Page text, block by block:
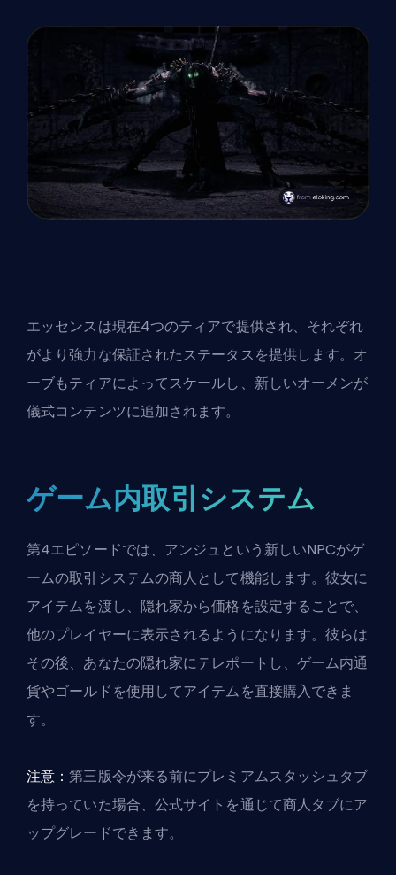
エッセンスは現在4つのティアで提供され、それぞれ
がより強力な保証されたステータスを提供します。オ
ーブもティアによってスケールし、新しいオーメンが
儀式コンテンツに追加されます。
ゲーム内取引システム
第4エピソードでは、アンジュという新しいNPCがゲ
ームの取引システムの商人として機能します。彼女に
アイテムを渡し、隠れ家から価格を設定することで、
他のプレイヤーに表示されるようになります。彼らは
その後、あなたの隠れ家にテレポートし、ゲーム内通
貨やゴールドを使用してアイテムを直接購入できま
す。
注意：第三版令が来る前にプレミアムスタッシュタブ
を持っていた場合、公式サイトを通じて商人タブにア
ップグレードできます。